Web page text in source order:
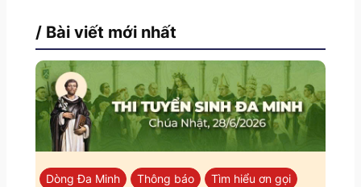
/ Bài viết mới nhất
Dòng Đa Minh Thông báo Tìm hiểu ơn gọi